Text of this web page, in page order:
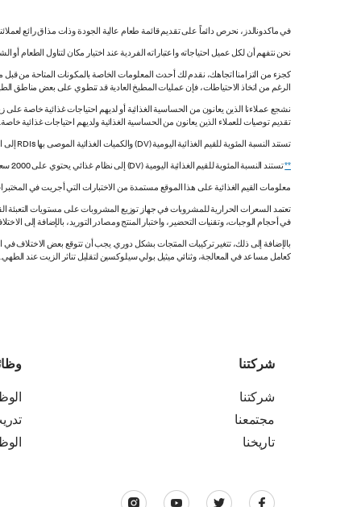
في ماكدونالدز، نحرص دائماً على تقديم قائمة طعام عالية الجودة وذات مذاق رائع
نحن نتفهم أن لكل عميل احتياجاته واعتباراته الفردية عند اختيار مكان لتناول الطعام
كجزء من التزامنا اتجاهك، نقدم لك أحدث المعلومات الخاصة بالمكونات المتاحة من قبل
الرغم من اتخاذ الاحتياطات، فإن عمليات المطبخ العادية قد تنطوي على بعض مناطق
نشجع عملاءنا الذين يعانون من الحساسية الغذائية أو لديهم احتياجات غذائية خاصة على
تقديم توصيات للعملاء الذين يعانون من الحساسية الغذائية ولديهم احتياجات غذائية
تستند النسبة المئوية للقيم الغذائية اليومية (DV) والكميات الغذائية الموصى بها RDIs إلى القيم غير المقيدة.
**تستند النسبة المئوية للقيم الغذائية اليومية (DV) إلى نظام غذائي يحتوي على 2000 سعرة حرارية. قد تكون قيمك اليومية أعلى أو أقل اعتماداً على احتياجاتك من السعرات الحرارية.
معلومات القيم الغذائية على هذا الموقع مستمدة من الاختبارات التي أجريت في
تعتمد السعرات الحرارية للمشروبات في جهاز توزيع المشروبات على مستويات التعبئة
في أحجام الوجبات، وتقنيات التحضير، واختبار المنتج ومصادر التوريد، بالإضافة إلى
بالإضافة إلى ذلك، تتغير تركيبات المنتجات بشكل دوري. يجب أن تتوقع بعض
كعامل مساعد في المعالجة، وثنائي ميثيل بولي سيلوكسين لتقليل تناثر الزيت عند الطهي. هذه المعلومات
شركتنا
شركتنا
مجتمعنا
تاريخنا